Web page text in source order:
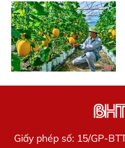
Giấy phép số: 15/GP-